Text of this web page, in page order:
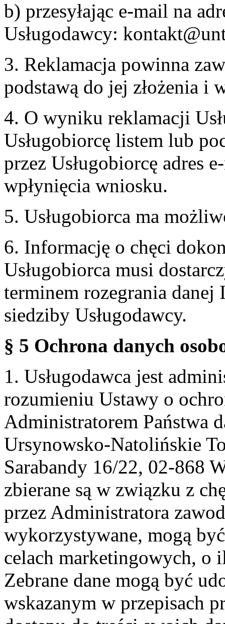
b) przesyłając e-mail na
Usługodawcy:
3. Reklamacja powinna
podstawą do jej złożenia i
4. O wyniku reklamacji
Usługobiorcę listem lub
przez Usługobiorcę adres
wpłynięcia wniosku.
5. Usługobiorca ma
6. Informację o chęci
Usługobiorca musi
terminem rozegrania
siedziby Usługodawcy.
§ 5 Ochrona danych
1. Usługodawca jest
rozumieniu Ustawy o
Administratorem Państwa
Ursynowsko-Natolińskie
Sarabandy 16/22, 02-868
zbierane są w związku z
przez Administratora
wykorzystywane, mogą
celach marketingowych, o
Zebrane dane mogą być
wskazanym w przepisach